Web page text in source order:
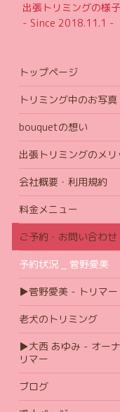
出張トリミングの様
- Since 2018.11.1 -
トップページ
トリミング中のお写真
bouquetの想い
出張トリミングのメリ
会社概要・利用規約
料金メニュー
ご予約・お問い合わせ
予約状況 _ 菅野愛美
▶菅野愛美 - トリマー
老犬のトリミング
▶大西 あゆみ - オー
リマー
ブログ